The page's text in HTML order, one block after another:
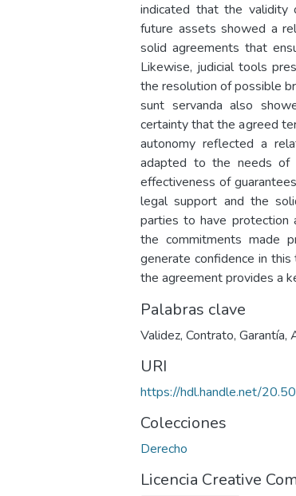
indicated that the validity
future assets showed a
solid agreements that
Likewise, judicial tools
the resolution of possible
sunt servanda also
certainty that the agreed
autonomy reflected a
adapted to the needs of
effectiveness of
legal support and the
parties to have protection
the commitments made
generate confidence in
the agreement provides a
Palabras clave
Validez, Contrato, Garantía,
URI
https://hdl.handle.net/
Colecciones
Derecho
Licencia Creative